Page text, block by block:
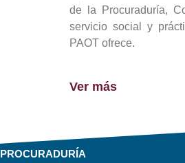
de la Procuraduría,
servicio social y
PAOT ofrece.
Ver más
PROCURADURÍA